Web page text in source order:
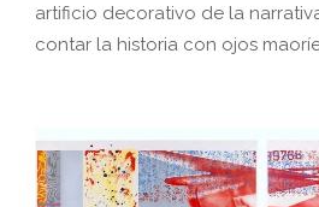
artificio decorativo de la
contar la historia con ojos